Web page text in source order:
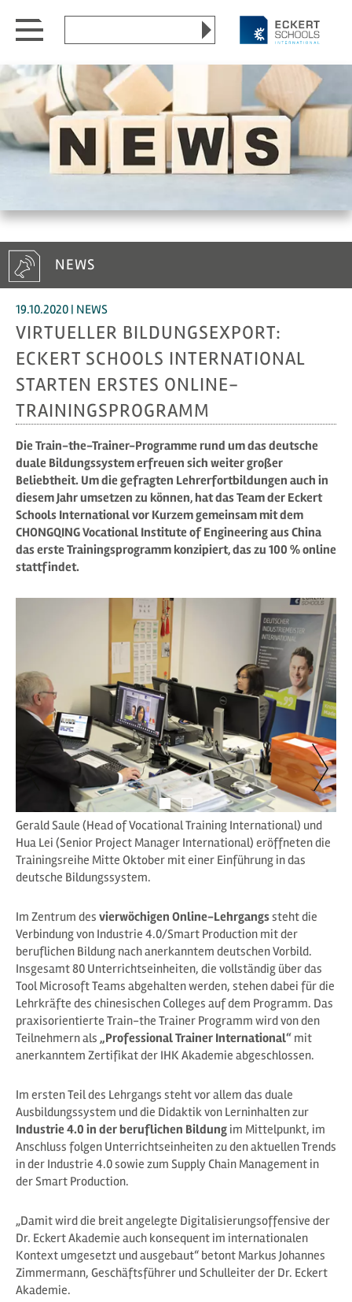
content
menu
Menu open/close
Website
NEWS
19.10.2020 | NEWS
VIRTUELLER BILDUNGSEXPORT:
ECKERT SCHOOLS INTERNATIONAL
STARTEN ERSTES ONLINE-
TRAININGSPROGRAMM
Die Train-the-Trainer-Programme rund um das deutsche
duale Bildungssystem erfreuen sich weiter großer
Beliebtheit. Um die gefragten Lehrerfortbildungen auch in
diesem Jahr umsetzen zu können, hat das Team der Eckert
Schools International vor Kurzem gemeinsam mit dem
CHONGQING Vocational Institute of Engineering aus China
das erste Trainingsprogramm konzipiert, das zu 100 % online
stattfindet.
Gerald Saule (Head of Vocational Training International) und
Hua Lei (Senior Project Manager International) eröffneten die
Trainingsreihe Mitte Oktober mit einer Einführung in das
deutsche Bildungssystem.
Im Zentrum des vierwöchigen Online-Lehrgangssteht die
Verbindung von Industrie 4.0/Smart Production mit der
beruflichen Bildung nach anerkanntem deutschen Vorbild.
Insgesamt 80 Unterrichtseinheiten, die vollständig über das
Tool Microsoft Teams abgehalten werden, stehen dabei für die
Lehrkräfte des chinesischen Colleges auf dem Programm. Das
praxisorientierte Train-the Trainer Programm wird von den
Teilnehmern als „Professional Trainer International“ mit
anerkanntem Zertifikat der IHK Akademie abgeschlossen.
Im ersten Teil des Lehrgangs steht vor allem das duale
Ausbildungssystem und die Didaktik von Lerninhalten zur
Industrie 4.0 in der beruflichen Bildungim Mittelpunkt, im
Anschluss folgen Unterrichtseinheiten zu den aktuellen Trends
in der Industrie 4.0 sowie zum Supply Chain Management in
der Smart Production.
„Damit wird die breit angelegte Digitalisierungsoffensive der
Dr. Eckert Akademie auch konsequent im internationalen
Kontext umgesetzt und ausgebaut“ betont Markus Johannes
Zimmermann, Geschäftsführer und Schulleiter der Dr. Eckert
Akademie.